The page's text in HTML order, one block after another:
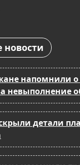
новости
напомнили
невыполнение
детали